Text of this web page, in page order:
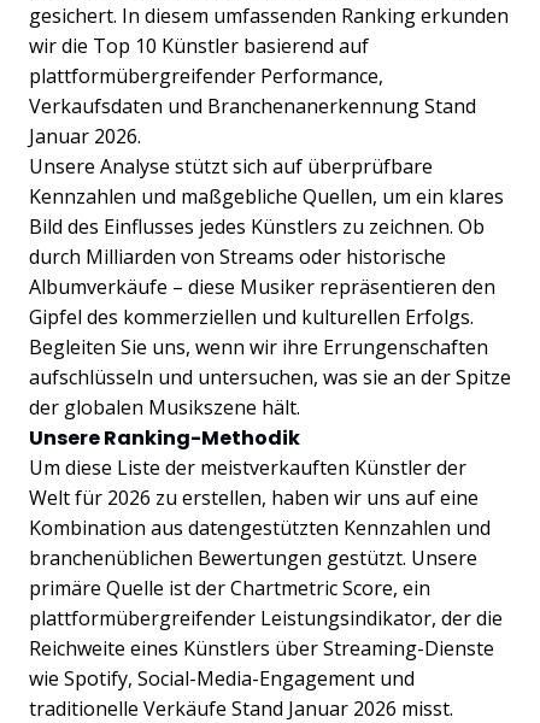
gesichert. In diesem umfassenden Ranking erkunden
wir die Top 10 Künstler basierend auf
plattformübergreifender Performance,
Verkaufsdaten und Branchenanerkennung Stand
Januar 2026.
Unsere Analyse stützt sich auf überprüfbare
Kennzahlen und maßgebliche Quellen, um ein klares
Bild des Einflusses jedes Künstlers zu zeichnen. Ob
durch Milliarden von Streams oder historische
Albumverkäufe – diese Musiker repräsentieren den
Gipfel des kommerziellen und kulturellen Erfolgs.
Begleiten Sie uns, wenn wir ihre Errungenschaften
aufschlüsseln und untersuchen, was sie an der Spitze
der globalen Musikszene hält.
Unsere Ranking-Methodik
Um diese Liste der meistverkauften Künstler der
Welt für 2026 zu erstellen, haben wir uns auf eine
Kombination aus datengestützten Kennzahlen und
branchenüblichen Bewertungen gestützt. Unsere
primäre Quelle ist der Chartmetric Score, ein
plattformübergreifender Leistungsindikator, der die
Reichweite eines Künstlers über Streaming-Dienste
wie Spotify, Social-Media-Engagement und
traditionelle Verkäufe Stand Januar 2026 misst.